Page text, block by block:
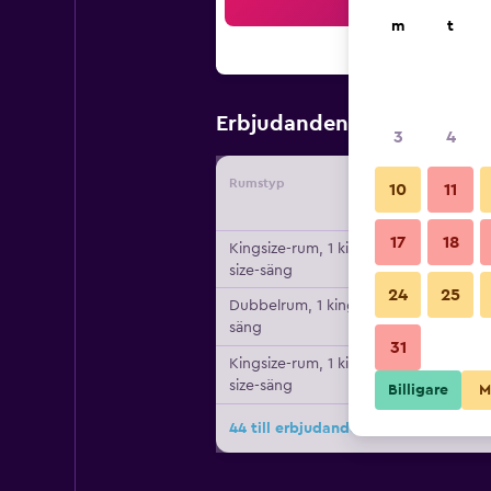
Erbjudanden från
Rumstyp
Kingsize-rum, 1 king
size-säng
Dubbelrum, 1 king size-
säng
Kingsize-rum, 1 king
size-säng
44 till erbjudanden för Hyatt Place
m t
3 4
10 11
17 18
24 25
31
Billigare